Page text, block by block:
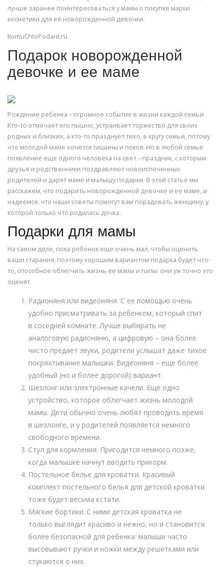
лучше заранее поинтересоваться у мамы о покупке марки
косметики для её новорожденной девочки.
KomuChtoPodarit.ru
Подарок новорожденной
девочке и ее маме
Рождение ребенка – огромное событие в жизни каждой семьи.
Кто-то отмечает его пышно, устраивает торжество для своих
родных и близких, а кто-то празднует тихо, в кругу семьи, потому
что молодой маме хочется тишины и покоя. Но в любой семье
появление еще одного человека на свет – праздник, с которым
друзья и родственники поздравляют новоиспеченных
родителей и дарят маме и малышу подарки. В этой статье мы
расскажем, что подарить новорожденной девочке и ее маме, и
надеемся, что наши советы помогут вам порадовать женщину, у
которой только что родилась дочка.
Подарки для мамы
На самом деле, пока ребенок еще очень мал, чтобы оценить
ваши старания, поэтому хорошим вариантом подарка будет что-
то, способное облегчить жизнь ее мамы и папы: они уж точно это
оценят.
Радионяня или видеоняня. С ее помощью очень
удобно присматривать за ребенком, который спит
в соседней комнате. Лучше выбирать не
аналоговую радионяню, а цифровую – она более
чисто предает звуки, родители услышат даже тихое
покряхтывание малышки. Видеоняня – еще более
удобный (но и более дорогой) вариант.
Шезлонг или электронные качели. Еще одно
устройство, которое облегчает жизнь молодой
мамы. Дети обычно очень любят проводить время
в шезлонге, и у родителей появляется немного
свободного времени.
Стул для кормления. Пригодится немного позже,
когда малышке начнут вводить прикорм.
Постельное белье для кроватки. Красивый
комплект постельного белья для детской кроватки
тоже будет весьма кстати.
Мягкие бортики. С ними детская кроватка не
только выглядит красиво и нежно, но и становится
более безопасной для ребенка: малыши часто
высовывают ручки и ножки между решетками или
стукаются о них.